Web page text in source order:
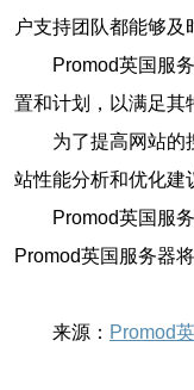
户支持团队都能够及
Promod英国服
置和计划，以满足其
为了提高网站的
站性能分析和优化建
Promod英国服
Promod英国服务器
来源： Promod